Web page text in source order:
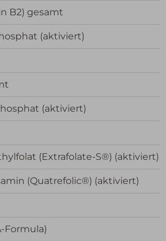
B2) gesamt
(aktiviert)
(aktiviert)
(Extrafolate-S®) (aktiviert)
(Quatrefolic®) (aktiviert)
Formula)